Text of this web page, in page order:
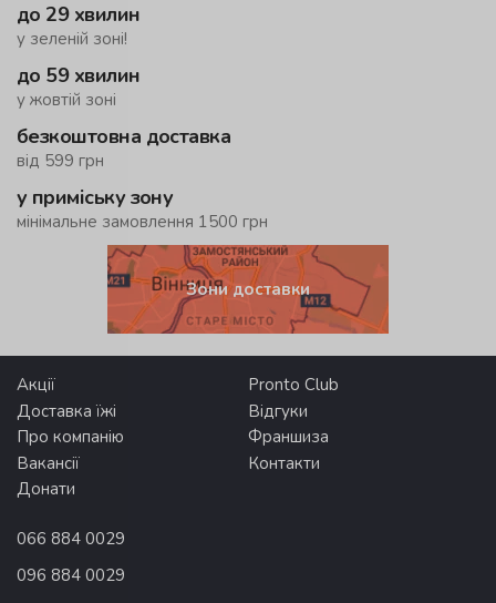
до 29 хвилин
у зеленій зоні!
до 59 хвилин
у жовтій зоні
безкоштовна доставка
від 599 грн
у приміську зону
мінімальне замовлення 1500 грн
Зони доставки
Акції
Pronto Club
Доставка їжі
Відгуки
Про компанію
Франшиза
Вакансії
Контакти
Донати
066 884 0029
096 884 0029